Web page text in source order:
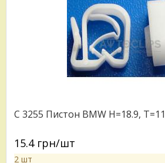
C 3255 Пистон BMW H=18.9,
15.4 грн/шт
2 шт